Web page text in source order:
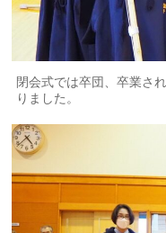
閉会式では卒団、卒業さ
りました。